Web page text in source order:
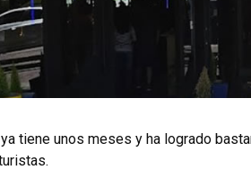
ya tiene unos meses y ha logrado